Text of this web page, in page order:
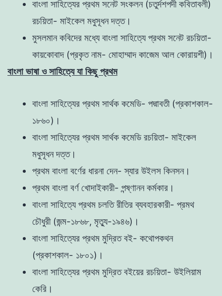
বাংলা সাহিত্যের প্রথম সনেট সংকলন (চতুর্দশপদী কবিতাবলী)
রচয়িতা- মাইকেল মধুসূধন দত্ত।
মুসলমান কবিদের মধ্যে বাংলা সাহিত্যে প্রথম সনেট রচয়িতা-
কায়কোবাদ (প্রকৃত নাম- মোহাম্মাদ কাজেম আল কোরায়শী)।
বাংলা ভাষা ও সাহিত্যে যা কিছু প্রথম
বাংলা সাহিত্যের প্রথম সার্থক কমেডি- পদ্মাবতী (প্রকাশকাল-
১৮৬০)।
বাংলা সাহিত্যের প্রথম সার্থক কমেডি রচয়িতা- মাইকেল
মধুসূধন দত্ত।
প্রথম বাংলা বর্ণের ধারনা দেন- স্যার উইলস কিনসন।
প্রথম বাংলা বর্ণ খোদাইকারী- পন্ষ্ণানন কর্মকার।
বাংলা সাহিত্যে প্রথম চলতি রীতির ব্যবহারকারী- প্রমথ
চৌধুরী (জন্ম-১৮৬৮, মৃত্যু-১৯৪৬)।
বাংলা সাহিত্যের প্রথম মুদ্রিত বই- কথোপকথন
(প্রকাশকাল- ১৮০১)।
বাংলা সাহিত্যের প্রথম মুদ্রিত বইয়ের রচয়িতা- উইলিয়াম
কেরি।